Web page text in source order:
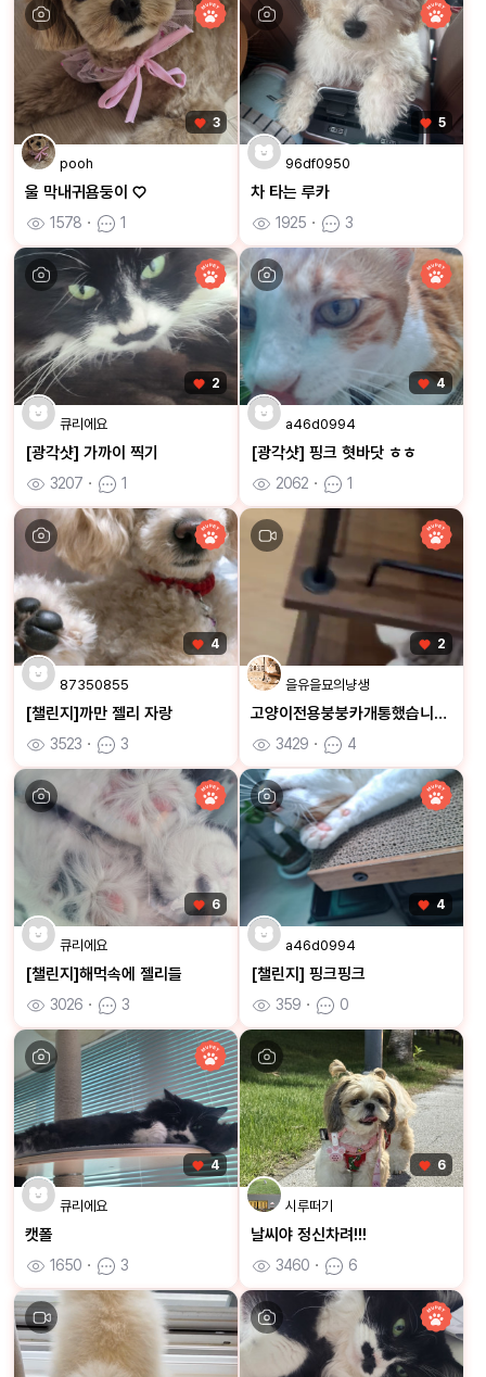
3
pooh
울 막내귀욤둥이 ♡
1578 ㆍ 1
5
96df0950
차 타는 루카
1925 ㆍ 3
2
큐리에요
[광각샷] 가까이 찍기
3207 ㆍ 1
4
a46d0994
[광각샷] 핑크 혓바닷 ㅎㅎ
2062 ㆍ 1
4
87350855
[챌린지]까만 젤리 자랑
3523 ㆍ 3
2
을유을묘의냥생
고양이전용붕붕카개통했습니다ㅋㅋ
3429 ㆍ 4
6
큐리에요
[챌린지]해먹속에 젤리들
3026 ㆍ 3
4
a46d0994
[챌린지] 핑크핑크
359 ㆍ 0
4
큐리에요
캣폴
1650 ㆍ 3
6
시루떠기
날씨야 정신차려!!!
3460 ㆍ 6